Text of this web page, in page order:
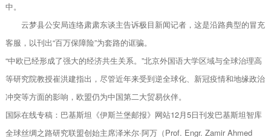
中。
云梦县公安局连络肃肃东谈主告诉极目新闻记者，这是沿路典型的冒充
客服，以刊出“百万保障险”为套路的诓骗。
“中欧已经形成了强大的经济共生关系。”北京外国语大学区域与全球治理高
等研究院教授崔洪建指出，尽管近年来受到逆全球化、新冠疫情和地缘政治
冲突等方面的影响，欧盟仍为中国第二大贸易伙伴。
国际在线专稿：巴基斯坦《伊斯兰堡邮报》网站12月5日刊发巴基斯坦智库
全球丝绸之路研究联盟创始主席泽米尔·阿万（Prof. Engr. Zamir Ahmed